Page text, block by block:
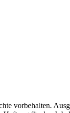
vorbehalten.